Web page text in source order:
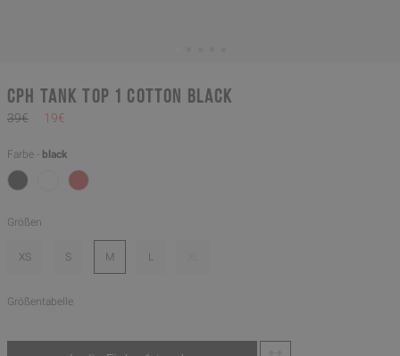
CPH TANK TOP 1 cotton black
39€ 19€
Farbe - black
Größen
XS S M L
Größentabelle